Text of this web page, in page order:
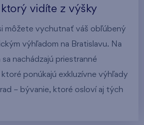
ktorý vidíte z výšky
môžete vychutnať váš obľúbený
výhľadom na Bratislavu. Na
nachádzajú priestranné
ponúkajú exkluzívne výhľady
– bývanie, ktoré osloví aj tých